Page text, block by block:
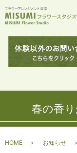
春の香
HOME お知らせ